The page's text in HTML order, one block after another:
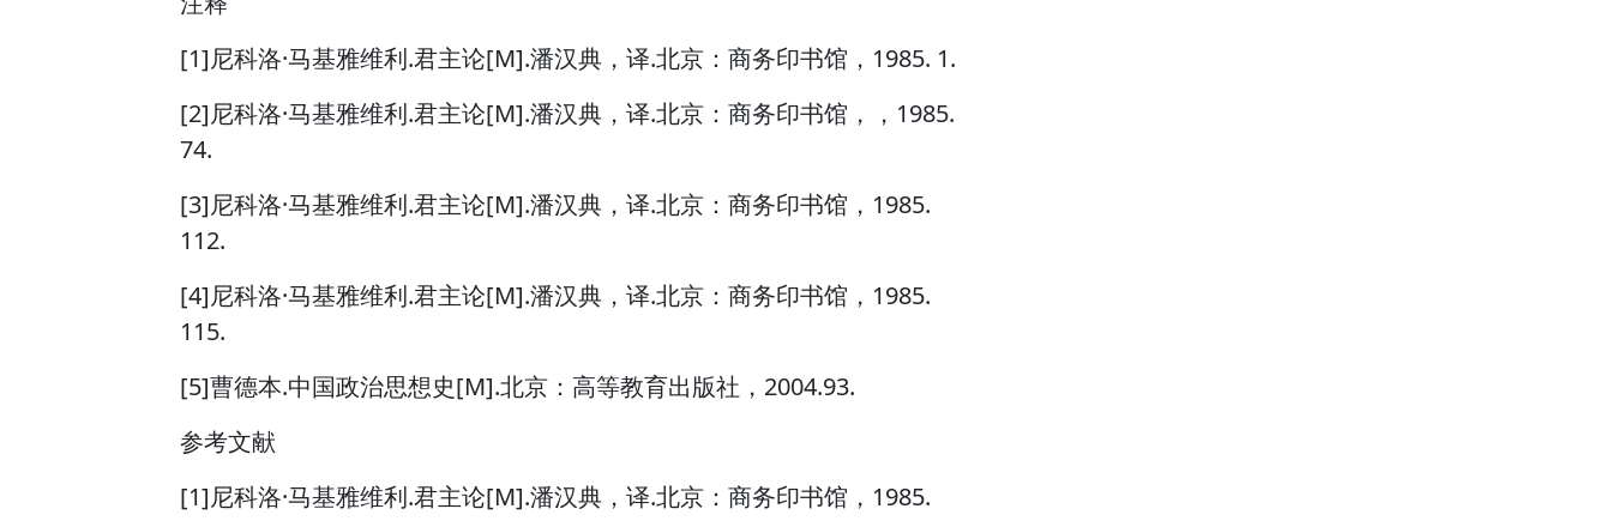
[1]尼科洛·马基雅维利.君主论[M].潘汉典，译.北京：商务印书馆，1985. 1.
[2]尼科洛·马基雅维利.君主论[M].潘汉典，译.北京：商务印书馆，，1985.
74.
[3]尼科洛·马基雅维利.君主论[M].潘汉典，译.北京：商务印书馆，1985.
112.
[4]尼科洛·马基雅维利.君主论[M].潘汉典，译.北京：商务印书馆，1985.
115.
[5]曹德本.中国政治思想史[M].北京：高等教育出版社，2004.93.
参考文献
[1]尼科洛·马基雅维利.君主论[M].潘汉典，译.北京：商务印书馆，1985.